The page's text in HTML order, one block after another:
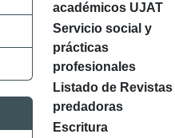
académicos UJAT
Servicio social y
prácticas
profesionales
Listado de Revistas
predadoras
Escritura